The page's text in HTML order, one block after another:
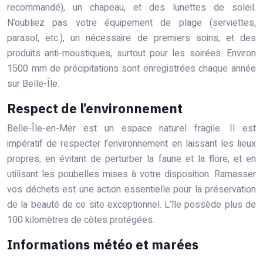
recommandé), un chapeau, et des lunettes de soleil.
N’oubliez pas votre équipement de plage (serviettes,
parasol, etc.), un nécessaire de premiers soins, et des
produits anti-moustiques, surtout pour les soirées. Environ
1500 mm de précipitations sont enregistrées chaque année
sur Belle-Île.
Respect de l’environnement
Belle-Île-en-Mer est un espace naturel fragile. Il est
impératif de respecter l’environnement en laissant les lieux
propres, en évitant de perturber la faune et la flore, et en
utilisant les poubelles mises à votre disposition. Ramasser
vos déchets est une action essentielle pour la préservation
de la beauté de ce site exceptionnel. L’île possède plus de
100 kilomètres de côtes protégées.
Informations météo et marées